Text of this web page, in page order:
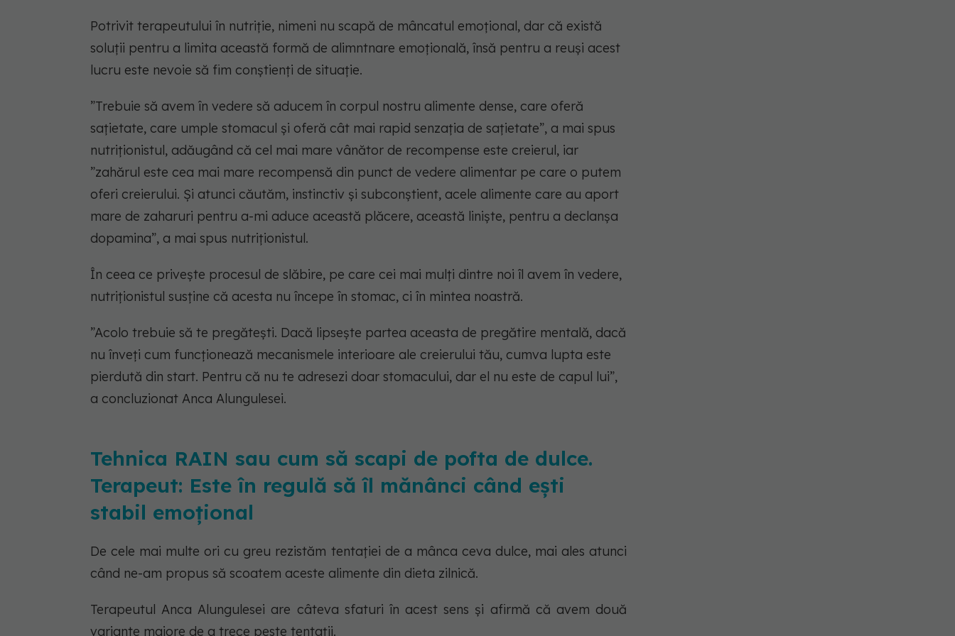
Potrivit terapeutului în nutriție, nimeni nu scapă de mâncatul emoțional, dar că există
soluții pentru a limita această formă de alimntnare emoțională, însă pentru a reuși acest
lucru este nevoie să fim conștienți de situație.
”Trebuie să avem în vedere să aducem în corpul nostru alimente dense, care oferă
sațietate, care umple stomacul și oferă cât mai rapid senzația de sațietate”, a mai spus
nutriționistul, adăugând că cel mai mare vânător de recompense este creierul, iar
”zahărul este cea mai mare recompensă din punct de vedere alimentar pe care o putem
oferi creierului. Și atunci căutăm, instinctiv și subconștient, acele alimente care au aport
mare de zaharuri pentru a-mi aduce această plăcere, această liniște, pentru a declanșa
dopamina”, a mai spus nutriționistul.
În ceea ce privește procesul de slăbire, pe care cei mai mulți dintre noi îl avem în vedere,
nutriționistul susține că acesta nu începe în stomac, ci în mintea noastră.
”Acolo trebuie să te pregătești. Dacă lipsește partea aceasta de pregătire mentală, dacă
nu înveți cum funcționează mecanismele interioare ale creierului tău, cumva lupta este
pierdută din start. Pentru că nu te adresezi doar stomacului, dar el nu este de capul lui”,
a concluzionat Anca Alungulesei.
Tehnica RAIN sau cum să scapi de pofta de dulce.
Terapeut: Este în regulă să îl mănânci când ești
stabil emoțional
De cele mai multe ori cu greu rezistăm tentației de a mânca ceva dulce, mai ales atunci
când ne-am propus să scoatem aceste alimente din dieta zilnică.
Terapeutul Anca Alungulesei are câteva sfaturi în acest sens și afirmă că avem două
variante majore de a trece peste tentații.